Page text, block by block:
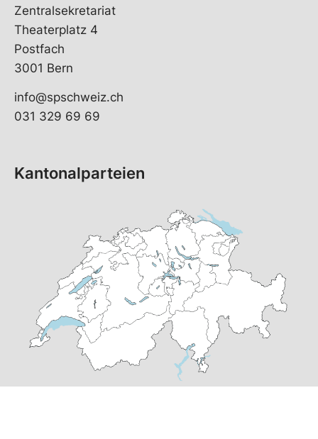
Zentralsekretariat
Theaterplatz 4
Postfach
3001 Bern
info@spschweiz.ch
031 329 69 69
Kantonalparteien